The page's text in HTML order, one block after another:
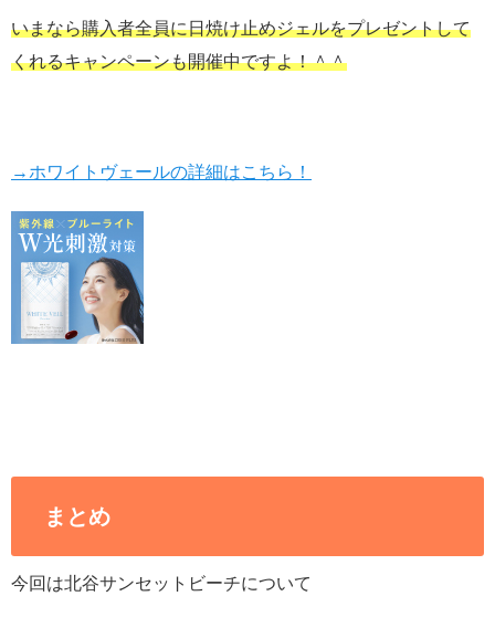
いまなら購入者全員に日焼け止めジェルをプレゼントして
くれるキャンペーンも開催中ですよ！＾＾
→ホワイトヴェールの詳細はこちら！
まとめ
今回は北谷サンセットビーチについて